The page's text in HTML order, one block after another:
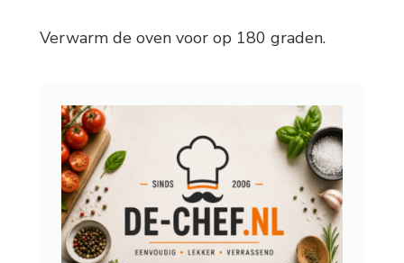
Verwarm de oven voor op 180 graden.